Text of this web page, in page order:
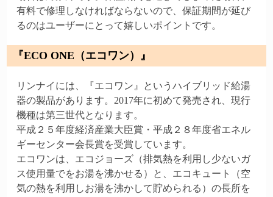
有料で修理しなければならないので、保証期間が延び
るのはユーザーにとって嬉しいポイントです。
『ECO ONE（エコワン）』
リンナイには、『エコワン』というハイブリッド給湯
器の製品があります。2017年に初めて発売され、現行
機種は第三世代となります。
平成２５年度経済産業大臣賞・平成２８年度省エネル
ギーセンター会長賞を受賞しています。
エコワンは、エコジョーズ（排気熱を利用し少ないガ
ス使用量でをお湯を沸かせる）と、エコキュート（空
気の熱を利用しお湯を沸かして貯められる）の長所を